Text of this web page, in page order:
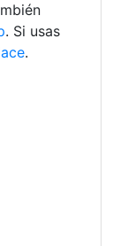
. Si usas
.